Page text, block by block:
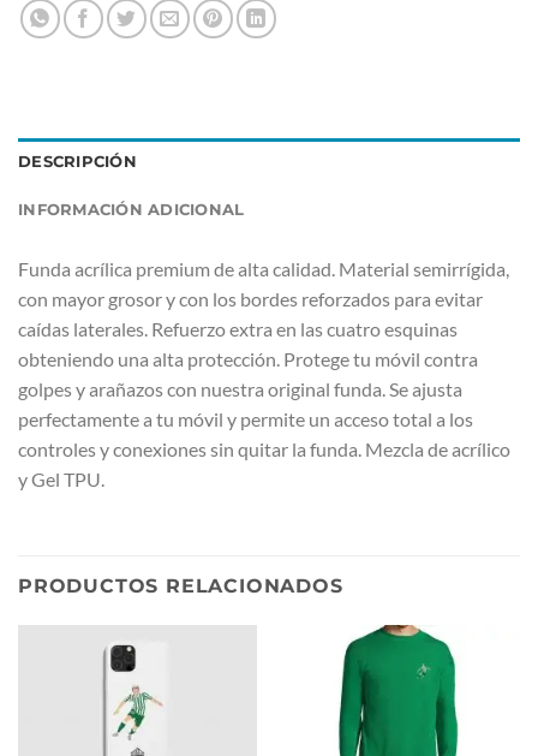
DESCRIPCIÓN
INFORMACIÓN ADICIONAL
Funda acrílica premium de alta calidad. Material semirrígida,
con mayor grosor y con los bordes reforzados para evitar
caídas laterales. Refuerzo extra en las cuatro esquinas
obteniendo una alta protección. Protege tu móvil contra
golpes y arañazos con nuestra original funda. Se ajusta
perfectamente a tu móvil y permite un acceso total a los
controles y conexiones sin quitar la funda. Mezcla de acrílico
y Gel TPU.
PRODUCTOS RELACIONADOS